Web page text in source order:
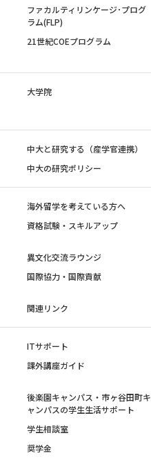
ファカルティリンケージ･プログ
ラム(FLP)
21世紀COEプログラム
大学院
中大と研究する（産学官連携）
中大の研究ポリシー
海外留学を考えている方へ
資格試験・スキルアップ
異文化交流ラウンジ
国際協力・国際貢献
関連リンク
ITサポート
課外講座ガイド
後楽園キャンパス・市ヶ谷田町キ
ャンパスの学生生活サポート
学生相談室
奨学金